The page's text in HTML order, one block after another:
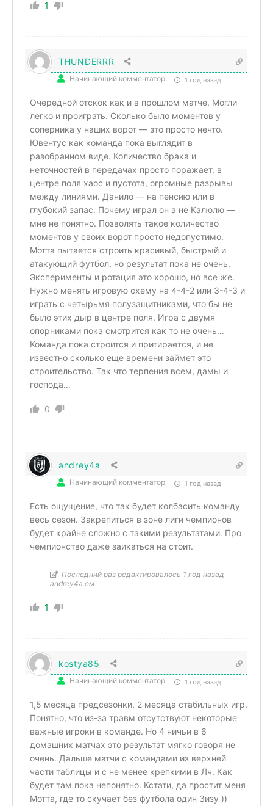
1
THUNDERRR
Начинающий комментатор 1 год назад
Очередной отскок как и в прошлом матче. Могли
легко и проиграть. Сколько было моментов у
соперника у наших ворот — это просто нечто.
Ювентус как команда пока выглядит в
разобранном виде. Количество брака и
неточностей в передачах просто поражает, в
центре поля хаос и пустота, огромные разрывы
между линиями. Данило — на пенсию или в
глубокий запас. Почему играл он а не Калюлю —
мне не понятно. Позволять такое количество
моментов у своих ворот просто недопустимо.
Мотта пытается строить красивый, быстрый и
атакующий футбол, но результат пока не очень.
Эксперименты и ротация это хорошо, но все же.
Нужно менять игровую схему на 4-4-2 или 3-4-3 и
играть с четырьмя полузащитниками, что бы не
было этих дыр в центре поля. Игра с двумя
опорниками пока смотрится как то не очень…
Команда пока строится и притирается, и не
известно сколько еще времени займет это
строительство. Так что терпения всем, дамы и
господа…
0
andrey4a
Начинающий комментатор 1 год назад
Есть ощущение, что так будет колбасить команду
весь сезон. Закрепиться в зоне лиги чемпионов
будет крайне сложно с такими результатами. Про
чемпионство даже заикаться на стоит.
Последний раз редактировалось 1 год назад
andrey4a ем
1
kostya85
Начинающий комментатор 1 год назад
1,5 месяца предсезонки, 2 месяца стабильных игр.
Понятно, что из-за травм отсутствуют некоторые
важные игроки в команде. Но 4 ничьи в 6
домашних матчах это результат мягко говоря не
очень. Дальше матчи с командами из верхней
части таблицы и с не менее крепкими в Лч. Как
будет там пока непонятно. Кстати, да простит меня
Мотта, где то скучает без футбола один Зизу ))